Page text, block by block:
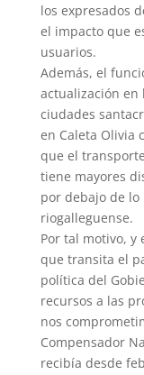
los expresados
el impacto que
usuarios.
Además, el
actualización en
ciudades
en Caleta Olivia
que el
tiene mayores
por debajo de
riogalleguense.
Por tal motivo, y
que transita el
política del
recursos a las
nos
Compensador
recibía desde